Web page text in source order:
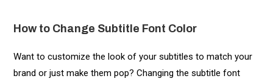
How to Change Subtitle Font Color
Want to customize the look of your subtitles to match your
brand or just make them pop? Changing the subtitle font